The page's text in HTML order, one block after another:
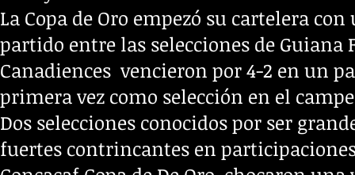
La Copa de Oro empezó su cartelera
partido entre las selecciones de Guiana
Canadiences vencieron por 4-2 en un
primera vez como selección en el
Dos selecciones conocidos por ser
fuertes contrincantes en